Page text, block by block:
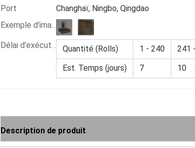
Port
Changhaï, Ningbo, Qingdao
Exemple d'image :
Délai d'exécution : Quantité (Rolls) 1 - 240 241
Est. Temps (jours)
7 10
Description de produit